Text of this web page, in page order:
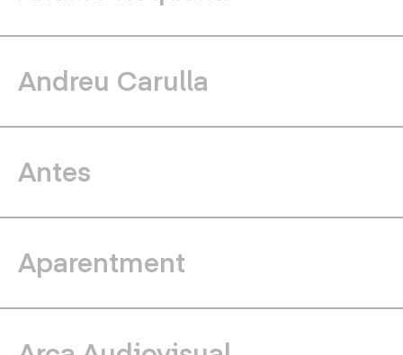
Andreu Carulla
Antes
Aparentment